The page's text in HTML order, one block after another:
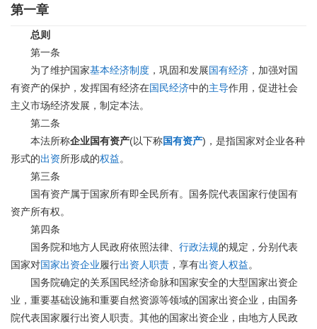
第一章
总则
第一条
为了维护国家基本经济制度 ，巩固和发展 国有经济 ，加强对国
有资产的保护，发挥国有经济在国民经济中的主导作用，促进社会
主义市场经济发展，制定本法。
第二条
本法所称企业国有资产(以下称国有资产) ，是指国家对企业各种
形式的出资所形成的权益 。
第三条
国有资产属于国家所有即全民所有。国务院代表国家行使国有
资产所有权。
第四条
国务院和地方人民政府依照法律、 行政法规的规定，分别代表
国家对国家出资企业 履行出资人职责 ，享有出资人权益 。
国务院确定的关系国民经济命脉和国家安全的大型国家出资企
业，重要基础设施和重要自然资源等领域的国家出资企业，由国务
院代表国家履行出资人职责。其他的国家出资企业，由地方人民政